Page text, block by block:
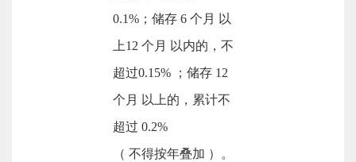
0.1%；储存 6 个月 以
上12 个月 以内的，不
超过0.15% ；储存 12
个月 以上的，累计不
超过 0.2%
（ 不得按年叠加 ）。